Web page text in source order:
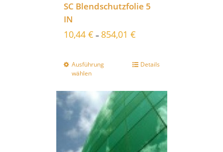
SC Blendschutzfolie 5
IN
10,44 € – 854,01 €
Ausführung
wählen
Details